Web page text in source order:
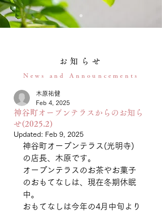
お知らせ
News and Announcements
神谷町オープンテラスからのお知ら
せ(2025.2)
木原祐健
Feb 4, 2025
Updated: Feb 9, 2025
神谷町オープンテラス(光明寺)
の店長、木原です。
オープンテラスのお茶やお菓子
のおもてなしは、現在冬期休眠
中。
おもてなしは今年の4月中旬より